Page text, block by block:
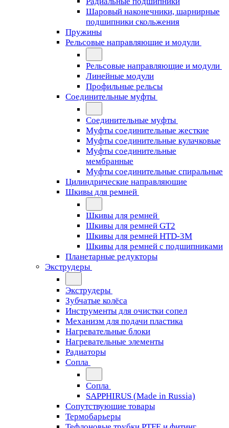
Шаровый наконечники, шарнирные
подшипники скольжения
Пружины
Рельсовые направляющие и модули
Рельсовые направляющие и модули
Линейные модули
Профильные рельсы
Соединительные муфты
Соединительные муфты
Муфты соединительные жесткие
Муфты соединительные кулачковые
Муфты соединительные
мембранные
Муфты соединительные спиральные
Цилиндрические направляющие
Шкивы для ремней
Шкивы для ремней
Шкивы для ремней GT2
Шкивы для ремней HTD-3M
Шкивы для ремней с подшипниками
Планетарные редукторы
Экструдеры
Экструдеры
Зубчатые колёса
Инструменты для очистки сопел
Механизм для подачи пластика
Нагревательные блоки
Нагревательные элементы
Радиаторы
Сопла
Сопла
SAPPHIRUS (Made in Russia)
Сопутствующие товары
Термобарьеры